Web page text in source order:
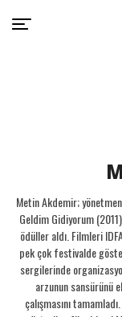
Metin Akdemir;
Geldim Gidiyorum
ödüller aldı. Filmleri
pek çok festivalde
sergilerinde
arzunun sansürünü
çalışmasını